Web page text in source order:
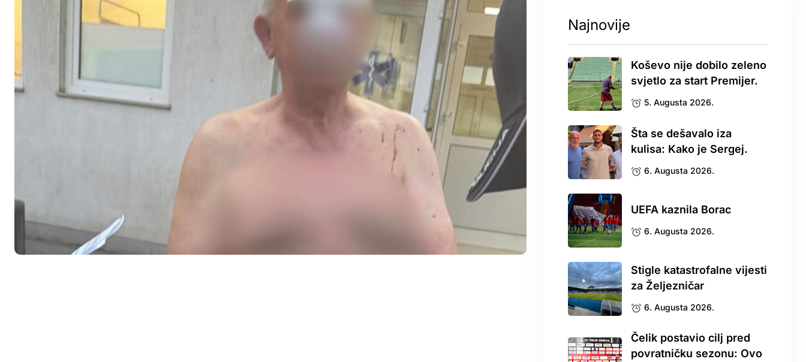
Najnovije
Koševo nije dobilo zeleno
svjetlo za start Premijer.
5. Augusta 2026.
Šta se dešavalo iza
kulisa: Kako je Sergej.
6. Augusta 2026.
UEFA kaznila Borac
6. Augusta 2026.
Stigle katastrofalne vijesti
za Željezničar
6. Augusta 2026.
Čelik postavio cilj pred
povratničku sezonu: Ovo